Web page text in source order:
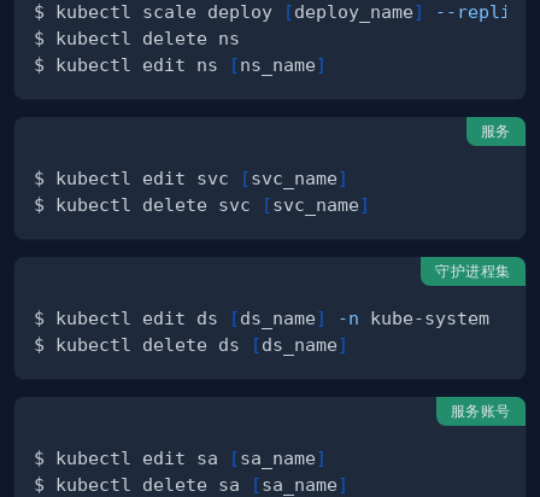
$ kubectl scale deploy
[deploy_name]
--
$ kubectl edit ns
[ns_name]
服务
$ kubectl edit svc [svc_name]
$ kubectl delete svc
[svc_name]
守护进程集
$ kubectl edit ds [ds_name] -n
$ kubectl delete ds
[ds_name]
服务账号
$ kubectl edit sa [sa_name]
$ kubectl delete sa
[sa_name]